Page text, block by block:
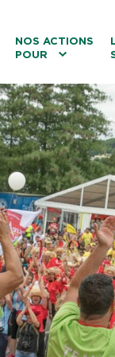
NOS ACTIONS
POUR
Le tourisme
Les transitions
La biodiversité
Les associations